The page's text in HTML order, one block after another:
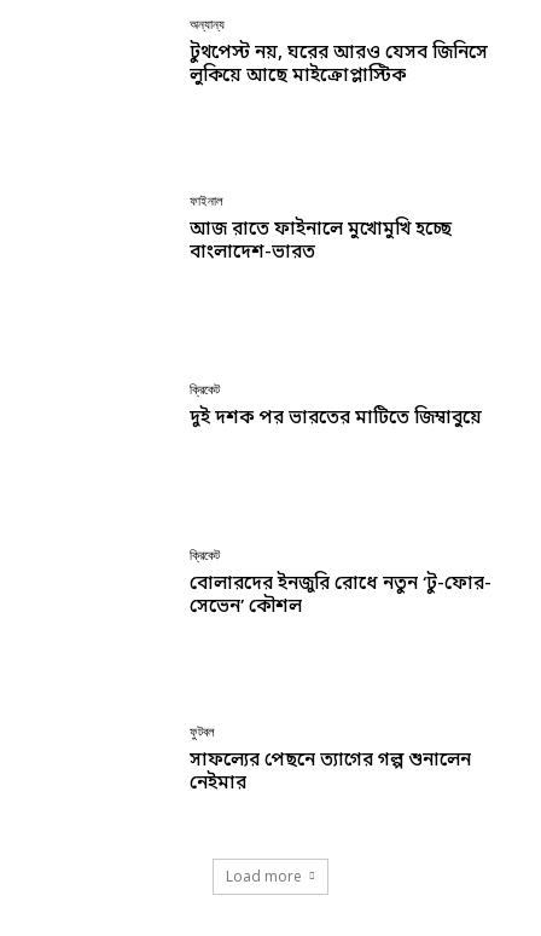
অন্যান্য
টুথপেস্ট নয়, ঘরের আরও যেসব জিনিসে
লুকিয়ে আছে মাইক্রোপ্লাস্টিক
ফাইনাল
আজ রাতে ফাইনালে মুখোমুখি হচ্ছে
বাংলাদেশ-ভারত
ক্রিকেট
দুই দশক পর ভারতের মাটিতে জিম্বাবুয়ে
ক্রিকেট
বোলারদের ইনজুরি রোধে নতুন ‘টু-ফোর-
সেভেন’ কৌশল
ফুটবল
সাফল্যের পেছনে ত্যাগের গল্প শুনালেন
নেইমার
Load more